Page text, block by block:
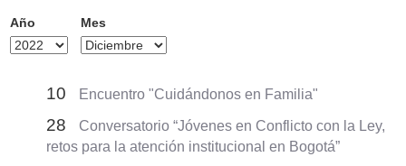
Año Mes
10 Encuentro "Cuidándonos en Familia"
28
Conversatorio “Jóvenes en Conflicto con la Ley,
retos para la atención institucional en Bogotá”